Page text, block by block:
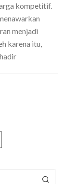
kompetitif.
menjadi
karena itu,